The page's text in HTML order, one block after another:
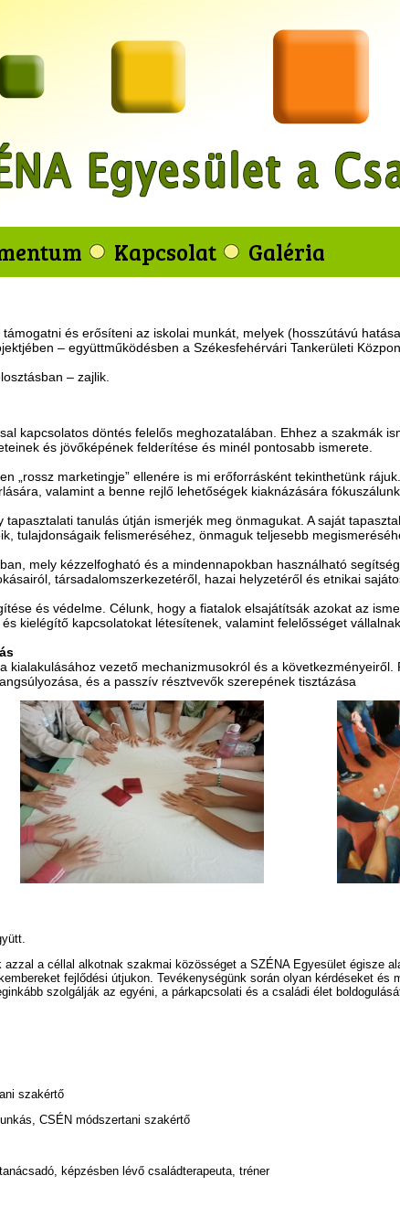
Kapcsolat Galéria
és erősíteni az iskolai munkát, melyek (hosszútávú
– együttműködésben a Székesfehérvári Tankerületi
– zajlik.
kapcsolatos döntés felelős meghozatalában. Ehhez a szakmák
és jövőképének felderítése és minél pontosabb ismerete.
„rossz marketingje” ellenére is mi erőforrásként tekinthetünk
valamint a benne rejlő lehetőségek kiaknázására fókuszálunk.
tanulás útján ismerjék meg önmagukat. A saját
tulajdonságaik felismeréséhez, önmaguk teljesebb
mely kézzelfogható és a mindennapokban használható
társadalomszerkezetéről, hazai helyzetéről és etnikai
és védelme. Célunk, hogy a fiatalok elsajátítsák azokat az
kielégítő kapcsolatokat létesítenek, valamint felelősséget
vezető mechanizmusokról és a
és a passzív résztvevők szerepének tisztázása
a céllal alkotnak szakmai közösséget a SZÉNA Egyesület égisze
fejlődési útjukon. Tevékenységünk során olyan kérdéseket és
szolgálják az egyéni, a párkapcsolati és a családi élet
szakértő
CSÉN módszertani szakértő
képzésben lévő családterapeuta, tréner